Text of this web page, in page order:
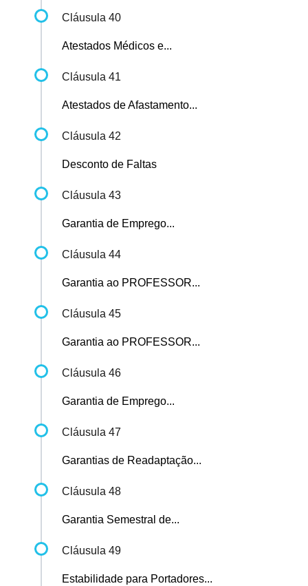
Cláusula 40
Atestados Médicos e...
Cláusula 41
Atestados de Afastamento...
Cláusula 42
Desconto de Faltas
Cláusula 43
Garantia de Emprego...
Cláusula 44
Garantia ao PROFESSOR...
Cláusula 45
Garantia ao PROFESSOR...
Cláusula 46
Garantia de Emprego...
Cláusula 47
Garantias de Readaptação...
Cláusula 48
Garantia Semestral de...
Cláusula 49
Estabilidade para Portadores...